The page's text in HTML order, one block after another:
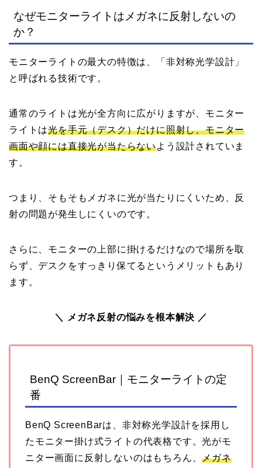
なぜモニターライトはメガネに反射しないの
か？
モニターライトの最大の特徴は、「非対称光学設計」
と呼ばれる技術です。
通常のライトは光が全方向に広がりますが、モニター
ライトは光を手元（デスク）だけに照射し、モニター
画面や顔には直接光が当たらないよう設計されていま
す。
つまり、そもそもメガネに光が当たりにくいため、反
射の問題が発生しにくいのです。
さらに、モニターの上部に掛けるだけなので場所を取
らず、デスクをすっきり保てるというメリットもあり
ます。
＼ メガネ反射の悩みを根本解決 ／
BenQ ScreenBar｜モニターライトの定
番
BenQ ScreenBarは、非対称光学設計を採用し
たモニター掛け式ライトの代表格です。光がモ
ニター画面に反射しないのはもちろん、メガネ